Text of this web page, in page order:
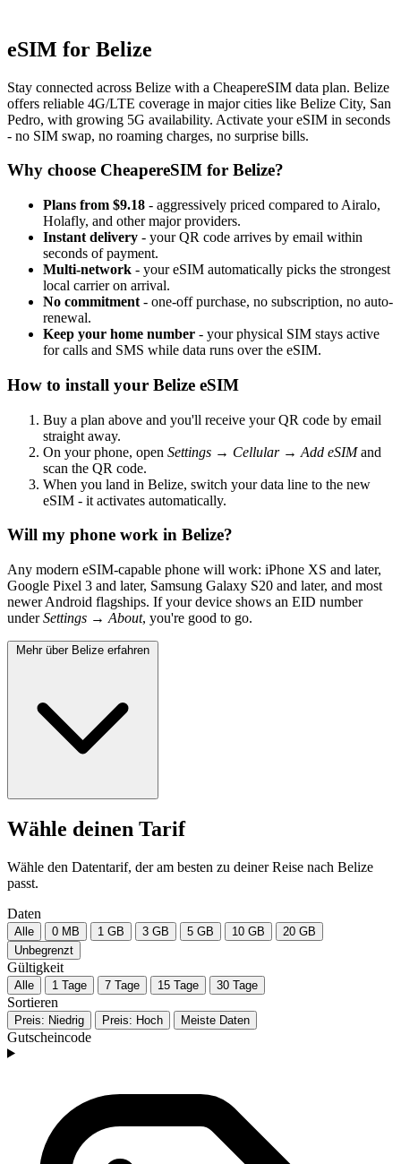
eSIM for Belize
Stay connected across Belize with a CheapereSIM data plan. Belize
offers reliable 4G/LTE coverage in major cities like Belize City, San
Pedro, with growing 5G availability. Activate your eSIM in seconds
- no SIM swap, no roaming charges, no surprise bills.
Why choose CheapereSIM for Belize?
Plans from $9.18 - aggressively priced compared to Airalo,
Holafly, and other major providers.
Instant delivery - your QR code arrives by email within
seconds of payment.
Multi-network - your eSIM automatically picks the strongest
local carrier on arrival.
No commitment - one-off purchase, no subscription, no auto-
renewal.
Keep your home number - your physical SIM stays active
for calls and SMS while data runs over the eSIM.
How to install your Belize eSIM
Buy a plan above and you'll receive your QR code by email
straight away.
On your phone, open Settings → Cellular → Add eSIMand
scan the QR code.
When you land in Belize, switch your data line to the new
eSIM - it activates automatically.
Will my phone work in Belize?
Any modern eSIM-capable phone will work: iPhone XS and later,
Google Pixel 3 and later, Samsung Galaxy S20 and later, and most
newer Android flagships. If your device shows an EID number
underSettings → About, you're good to go.
Mehr über Belize erfahren
Wähle deinen Tarif
Wähle den Datentarif, der am besten zu deiner Reise nach Belize
passt.
Daten
Alle 0 MB 1 GB 3 GB 5 GB 10 GB
20 GB
Unbegrenzt
Gültigkeit
Alle 1 Tage 7 Tage 15 Tage 30 Tage
Sortieren
Preis: Niedrig Preis: Hoch Meiste Daten
Gutscheincode